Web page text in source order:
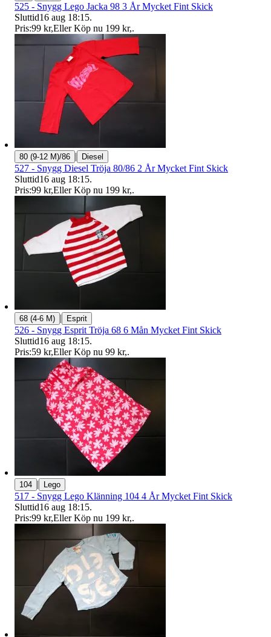
525 - Snygg Lego Jacka 98 3 År Mycket Fint Skick
Sluttid16 aug 18:15.
Pris:99 kr,Eller Köp nu 199 kr,.
80 (9-12 M)/86 | Diesel
527 - Snygg Diesel Tröja 80/86 2 År Mycket Fint Skick
Sluttid16 aug 18:15.
Pris:99 kr,Eller Köp nu 199 kr,.
68 (4-6 M) | Esprit
526 - Snygg Esprit Tröja 68 6 Mån Mycket Fint Skick
Sluttid16 aug 18:15.
Pris:59 kr,Eller Köp nu 99 kr,.
104 | Lego
517 - Snygg Lego Klänning 104 4 År Mycket Fint Skick
Sluttid16 aug 18:15.
Pris:99 kr,Eller Köp nu 199 kr,.